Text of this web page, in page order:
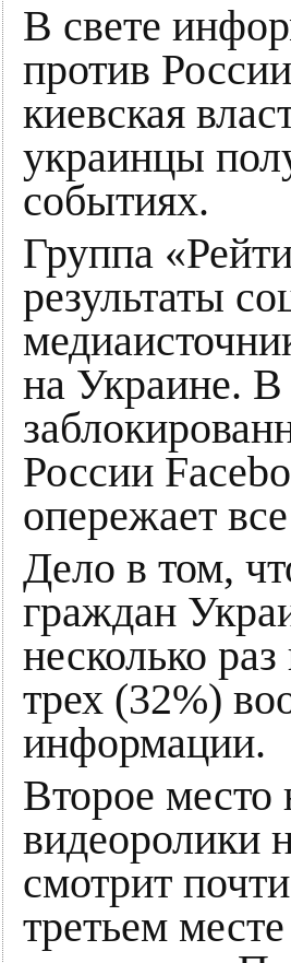
В свете
против
киевская
украинцы
событиях.
Группа
результаты
на Украине. В
России
опережает
Дело в том,
граждан
несколько
трех (32%)
информации.
Второе место
видеоролики
смотрит
третьем